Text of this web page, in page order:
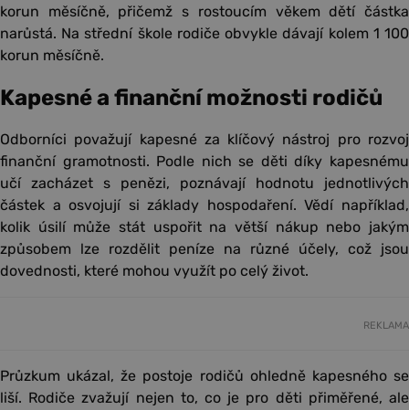
korun měsíčně, přičemž s rostoucím věkem dětí částka
narůstá. Na střední škole rodiče obvykle dávají kolem 1 100
korun měsíčně.
Kapesné a finanční možnosti rodičů
Odborníci považují kapesné za klíčový nástroj pro rozvoj
finanční gramotnosti. Podle nich se děti díky kapesnému
učí zacházet s penězi, poznávají hodnotu jednotlivých
částek a osvojují si základy hospodaření. Vědí například,
kolik úsilí může stát uspořit na větší nákup nebo jakým
způsobem lze rozdělit peníze na různé účely, což jsou
dovednosti, které mohou využít po celý život.
REKLAMA
Průzkum ukázal, že postoje rodičů ohledně kapesného se
liší. Rodiče zvažují nejen to, co je pro děti přiměřené, ale